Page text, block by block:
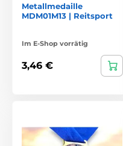
Metallmedaille
MDM01M13 | Reitsport
Im E-Shop vorrätig
3,46 €